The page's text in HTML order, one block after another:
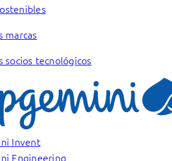
marcas
socios tecnológicos